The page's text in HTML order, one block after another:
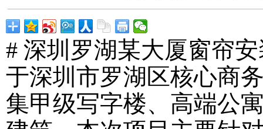
# 深圳罗湖某大厦窗帘
于深圳市罗湖区核心商
集甲级写字楼、高端公